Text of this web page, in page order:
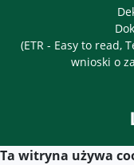
(ETR - Easy to read,
wnioski o
Ta witryna używa